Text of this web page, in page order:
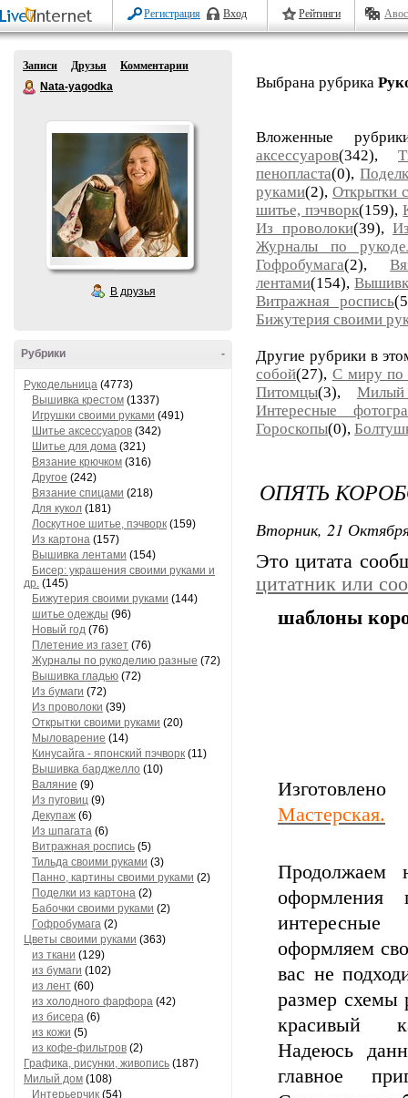
Регистрация Вход Рейтинги
Записи Друзья
Комментарии
Nata-yagodka
В друзья
-
Рубрики
Рукодельница (4773)
Вышивка крестом (1337)
Игрушки своими руками (491)
Шитье аксессуаров (342)
Шитье для дома (321)
Вязание крючком (316)
Другое (242)
Вязание спицами (218)
Для кукол (181)
Лоскутное шитье, пэчворк (159)
Из картона (157)
Вышивка лентами (154)
Бисер: украшения своими руками и
др. (145)
Бижутерия своими руками (144)
шитье одежды (96)
Новый год (76)
Плетение из газет (76)
Журналы по рукоделию разные (72)
Вышивка гладью (72)
Из бумаги (72)
Из проволоки (39)
Открытки своими руками (20)
Мыловарение (14)
Кинусайга - японский пэчворк (11)
Вышивка барджелло (10)
Валяние (9)
Из пуговиц (9)
Декупаж (6)
Из шпагата (6)
Витражная роспись (5)
Тильда своими руками (3)
Панно, картины своими руками (2)
Поделки из картона (2)
Бабочки своими руками (2)
Гофробумага (2)
Цветы своими руками (363)
из ткани (129)
из бумаги (102)
из лент (60)
из холодного фарфора (42)
из бисера (6)
из кожи (5)
из кофе-фильтров (2)
Графика, рисунки, живопись (187)
Милый дом (108)
Интерьерчик (54)
Выбрана рубрика
Вложенные
аксессуаров(342),
пенопласта(0),
руками(2), Открытки
шитье, пэчворк(159),
Из проволоки(39),
Журналы по
Гофробумага(2),
лентами(154),
Витражная роспись
Бижутерия своими
Другие рубрики в
собой(27), С миру по
Питомцы(3),
Интересные
Гороскопы(0),
ОПЯТЬ
Вторник, 21
Это цитата
цитатник или
шаблоны
Мастерская.
оформления
оформляем
вас не
размер схемы
красивый
Надеюсь
главное